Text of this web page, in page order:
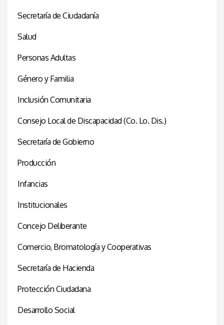
Secretaría de Ciudadanía
Salud
Personas Adultas
Género y Familia
Inclusión Comunitaria
Consejo Local de Discapacidad (Co. Lo. Dis.)
Secretaría de Gobierno
Producción
Infancias
Institucionales
Concejo Deliberante
Comercio, Bromatología y Cooperativas
Secretaría de Hacienda
Protección Ciudadana
Desarrollo Social